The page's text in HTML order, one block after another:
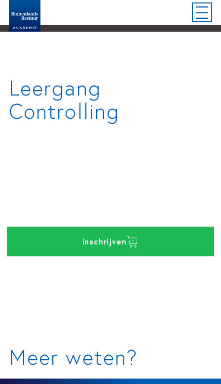
Leergang
Controlling
inschrijven
Meer weten?